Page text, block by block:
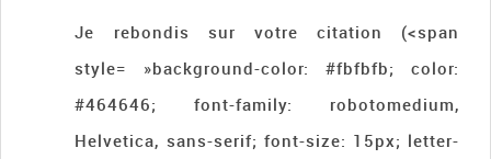
Je rebondis sur votre citation (<span
style= »background-color: #fbfbfb; color:
#464646; font-family: robotomedium,
Helvetica, sans-serif; font-size: 15px; letter-